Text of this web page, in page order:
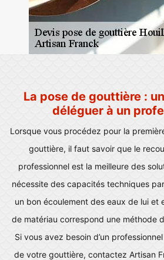
La pose de gouttière :
déléguer à un
Lorsque vous procédez pour la
gouttière, il faut savoir que le
professionnel est la meilleure des
nécessite des capacités techniques
un bon écoulement des eaux de lui et
de matériau correspond une méthode
Si vous avez besoin d’un
de votre gouttière, contactez Artisan